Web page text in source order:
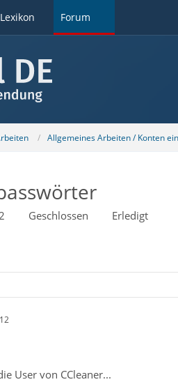
Forum
Allgemeines Arbeiten / Konten
Geschlossen Erledigt
User von CCleaner...